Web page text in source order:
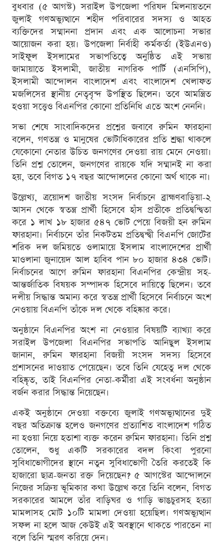
বুধবার (৫ আগস্ট) সরাইল উপজেলা পরিষদ মিলনায়তনে
জুলাই গণঅভ্যুত্থানে শহীদ পরিবারের সদস্য ও আহত
ব্যক্তিদের সম্মাননা প্রদান এবং এক আলোচনা সভার
আয়োজন করা হয়। উপজেলা নির্বাহী কর্মকর্তা (ইউএনও)
সাইফুল ইসলামের সভাপতিত্বে অনুষ্ঠিত এই সভায়
জামায়াতে ইসলামী, জাতীয় নাগরিক পার্টি (এনসিপি),
ইসলামী আন্দোলন বাংলাদেশ এবং বাংলাদেশ খেলাফত
মজলিসের স্থানীয় নেতৃবৃন্দ উপস্থিত ছিলেন। তবে আমন্ত্রিত
হওয়া সত্ত্বেও বিএনপির কোনো প্রতিনিধি এতে অংশ নেননি।
সভা শেষে সাংবাদিকদের প্রশ্নের জবাবে রুমিন ফারহানা
বলেন, গণতন্ত্র ও মানুষের ভোটাধিকারের প্রতি শ্রদ্ধা থাকলে
যেকোনো নেতার উচিত জনগণের দেওয়া রায় মেনে নেওয়া।
তিনি প্রশ্ন তোলেন, জনগণের রায়কে যদি সম্মানই না করা
হয়, তবে বিগত ১৭ বছর আন্দোলনের কোনো অর্থ থাকে না।
উল্লেখ্য, ত্রয়োদশ জাতীয় সংসদ নির্বাচনে ব্রাহ্মণবাড়িয়া-২
আসন থেকে স্বতন্ত্র প্রার্থী হিসেবে হাঁস প্রতীকে প্রতিদ্বন্দ্বিতা
করে ১ লাখ ১৮ হাজার ৫৪৭ ভোট পেয়ে বিজয়ী হন রুমিন
ফারহানা। নির্বাচনে তাঁর নিকটতম প্রতিদ্বন্দ্বী বিএনপি জোটের
শরিক দল জমিয়তে ওলামায়ে ইসলাম বাংলাদেশের প্রার্থী
মাওলানা জুনায়েদ আল হাবিব পান ৮০ হাজার ৪৩৪ ভোট।
নির্বাচনের আগে রুমিন ফারহানা বিএনপির কেন্দ্রীয় সহ-
আন্তর্জাতিক বিষয়ক সম্পাদক হিসেবে দায়িত্বে ছিলেন। তবে
দলীয় সিদ্ধান্ত অমান্য করে স্বতন্ত্র প্রার্থী হিসেবে নির্বাচনে অংশ
নেওয়ায় বিএনপি তাঁকে দল থেকে বহিষ্কার করে।
অনুষ্ঠানে বিএনপির অংশ না নেওয়ার বিষয়টি ব্যাখ্যা করে
সরাইল উপজেলা বিএনপির সভাপতি আনিছুল ইসলাম
জানান, রুমিন ফারহানা বিজয়ী সংসদ সদস্য হিসেবে
প্রশাসনের দাওয়াত পেয়েছেন। তবে তিনি যেহেতু দল থেকে
বহিষ্কৃত, তাই বিএনপির নেতা-কর্মীরা এই সংবর্ধনা অনুষ্ঠান
বর্জন করার সিদ্ধান্ত নিয়েছেন।
একই অনুষ্ঠানে দেওয়া বক্তব্যে জুলাই গণঅভ্যুত্থানের দুই
বছর অতিক্রান্ত হলেও জনগণের প্রত্যাশিত বাংলাদেশ গঠিত
না হওয়া নিয়ে হতাশা ব্যক্ত করেন রুমিন ফারহানা। তিনি প্রশ্ন
তোলেন, শুধু একটি সরকারের বদল কিংবা পুরনো
সুবিধাভোগীদের স্থানে নতুন সুবিধাভোগী তৈরি করতেই কি
হাজারো ছাত্র-জনতা রক্ত দিয়েছেন? ৫ আগস্টের আন্দোলনে
নিজের সক্রিয় ভূমিকার কথা উল্লেখ করে তিনি বলেন, বিগত
সরকারের আমলে তাঁর বাড়িঘর ও গাড়ি ভাঙচুরসহ হত্যা
মামলাসহ মোট ১০টি মামলা দেওয়া হয়েছিল। গণঅভ্যুত্থান
সফল না হলে আজ কেউই এই অবস্থানে থাকতে পারতেন না
বলে তিনি স্মরণ করিয়ে দেন।